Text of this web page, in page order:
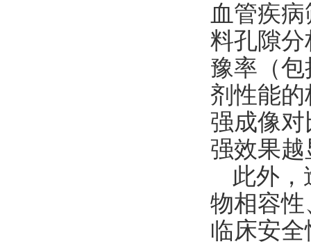
血管疾
料孔隙
豫率（
剂性能
强成像
强效果
此外，
物相容
临床安